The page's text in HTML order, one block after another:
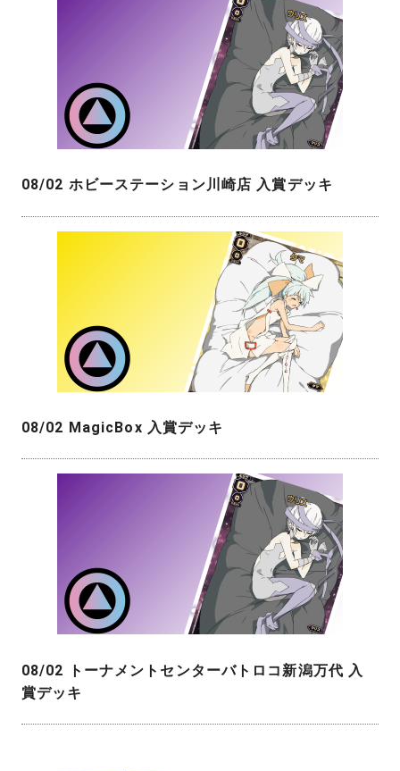
08/02 ホビーステーション川崎店 入賞デッキ
08/02 MagicBox 入賞デッキ
08/02 トーナメントセンターバトロコ新潟万代 入
賞デッキ